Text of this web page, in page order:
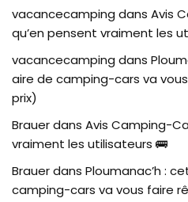
vacancecamping dans Avis
qu’en pensent vraiment les
vacancecamping dans
aire de camping-cars va
prix)
Brauerdans Avis Camping-
vraiment les utilisateurs 🚌
Brauerdans Ploumanac’h :
camping-cars va vous faire